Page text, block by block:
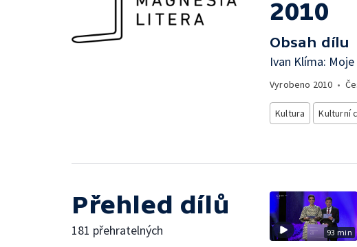
2010
Obsah dílu
Ivan Klíma:
Vyrobeno 2010 •
Kultura Kulturní
Přehled dílů
181 přehratelných 93 min